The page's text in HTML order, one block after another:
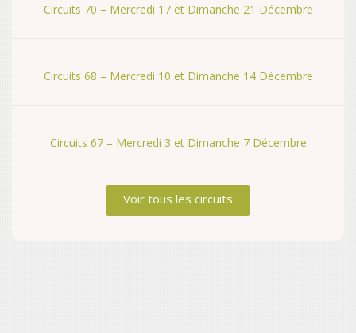
Circuits 70 – Mercredi 17 et Dimanche 21 Décembre
Circuits 68 – Mercredi 10 et Dimanche 14 Décembre
Circuits 67 – Mercredi 3 et Dimanche 7 Décembre
Voir tous les circuits